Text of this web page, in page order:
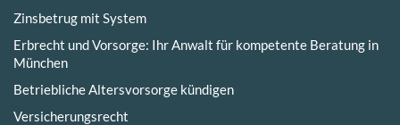
Zinsbetrug mit System
Erbrecht und Vorsorge: Ihr Anwalt für kompetente Beratung in
München
Betriebliche Altersvorsorge kündigen
Versicherungsrecht